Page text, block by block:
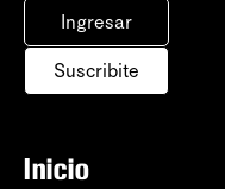
Ingresar
Suscribite
Inicio